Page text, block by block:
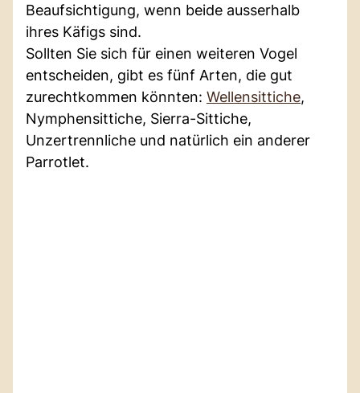
Beaufsichtigung, wenn beide ausserhalb
ihres Käfigs sind.
Sollten Sie sich für einen weiteren Vogel
entscheiden, gibt es fünf Arten, die gut
zurechtkommen könnten: Wellensittiche,
Nymphensittiche, Sierra-Sittiche,
Unzertrennliche und natürlich ein anderer
Parrotlet.